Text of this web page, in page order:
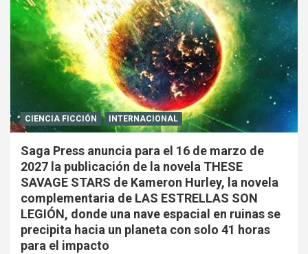
CIENCIA FICCIÓN INTERNACIONAL
Saga Press anuncia para el 16 de marzo de
2027 la publicación de la novela THESE
SAVAGE STARS de Kameron Hurley, la novela
complementaria de LAS ESTRELLAS SON
LEGIÓN, donde una nave espacial en ruinas se
precipita hacia un planeta con solo 41 horas
para el impacto